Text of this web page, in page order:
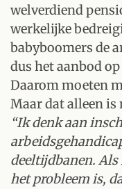
welverdiend
werkelijke
babyboomers de
dus het aanbod
Daarom moeten
Maar dat alleen is
“Ik denk aan
deeltijdbanen.
het probleem is,